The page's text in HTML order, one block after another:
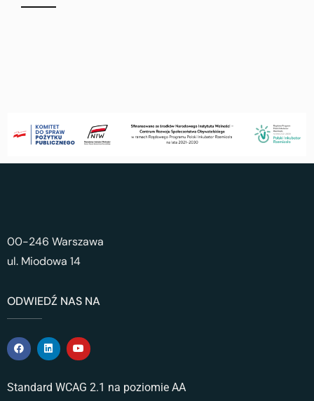
00-246 Warszawa
ul. Miodowa 14
ODWIEDŹ NAS NA
Standard WCAG 2.1 na poziomie AA